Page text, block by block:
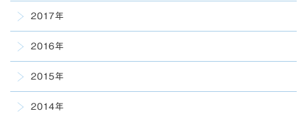
2017年
2016年
2015年
2014年